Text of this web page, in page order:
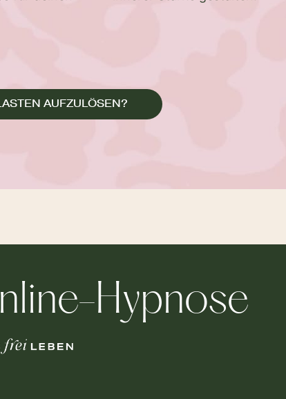
AUFZULÖSEN?
Hypnose